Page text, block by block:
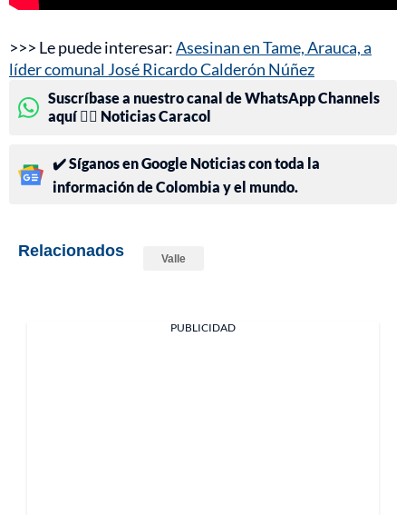
>>> Le puede interesar:Asesinan en Tame, Arauca, a
líder comunal José Ricardo Calderón Núñez
Suscríbase a nuestro canal de WhatsApp Channels
aquí 👉🏻 Noticias Caracol
✔️ Síganos en Google Noticias con toda la
información de Colombia y el mundo.
Relacionados Valle
PUBLICIDAD